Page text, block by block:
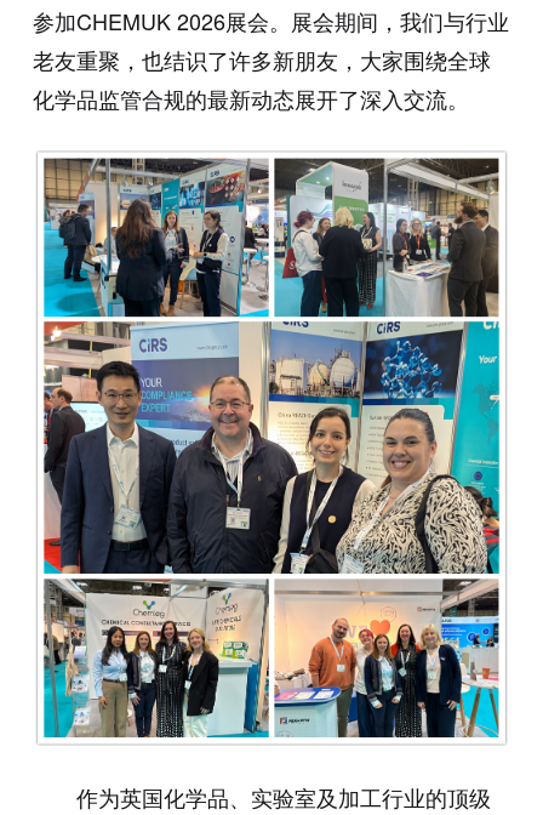
参加CHEMUK 2026展会。展会期间，我们与行业
老友重聚，也结识了许多新朋友，大家围绕全球
化学品监管合规的最新动态展开了深入交流。
作为英国化学品、实验室及加工行业的顶级